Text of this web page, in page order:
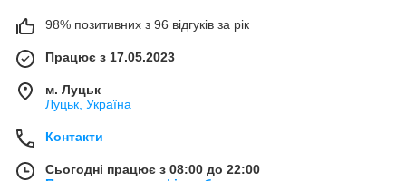
98% позитивних з 96 відгуків за рік
Працює з 17.05.2023
м. Луцьк
Луцьк, Україна
Контакти
Сьогодні працює з 08:00 до 22:00